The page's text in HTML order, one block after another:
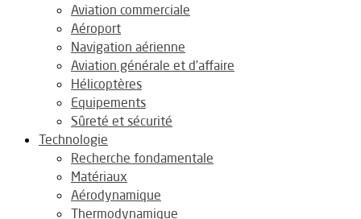
Aviation commerciale
Aéroport
Navigation aérienne
Aviation générale et d’affaire
Hélicoptères
Equipements
Sûreté et sécurité
Technologie
Recherche fondamentale
Matériaux
Aérodynamique
Thermodynamique